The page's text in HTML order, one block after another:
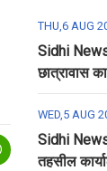
THU,6 AUG
Sidhi
छात्रावास का
रात्रि भोजन
WED,5 AUG
Sidhi
तहसील